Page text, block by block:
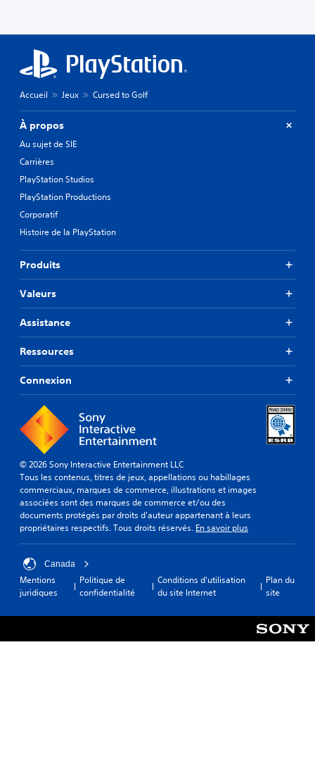
Accueil Jeux Cursed to Golf
À propos
Au sujet de SIE
Carrières
PlayStation Studios
PlayStation Productions
Corporatif
Histoire de la PlayStation
Produits
Valeurs
Assistance
Ressources
Connexion
© 2026 Sony Interactive Entertainment LLC
Tous les contenus, titres de jeux, appellations ou habillages
commerciaux, marques de commerce, illustrations et images
associées sont des marques de commerce et/ou des
documents protégés par droits d'auteur appartenant à leurs
propriétaires respectifs. Tous droits réservés. En savoir plus
Canada
Mentions
juridiques
Politique de
confidentialité
Conditions d'utilisation
du site Internet
Plan du
site